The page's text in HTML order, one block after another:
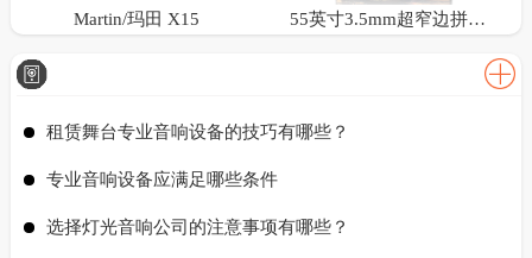
Martin/玛田 X15 55英寸3.5mm超窄边拼接屏
租赁舞台专业音响设备的技巧有哪些？
专业音响设备应满足哪些条件
选择灯光音响公司的注意事项有哪些？